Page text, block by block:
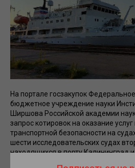
На портале госзакупок
бюджетное учреждение науки
Ширшова Российской академии
запрос котировок на оказание
транспортной безопасности на
шести исследовательских судах
находящихся в порту Калининград